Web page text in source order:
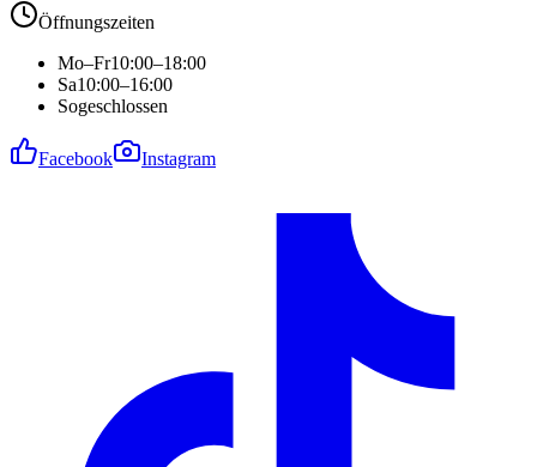
Öffnungszeiten
Mo–Fr10:00–18:00
Sa10:00–16:00
Sogeschlossen
Facebook Instagram